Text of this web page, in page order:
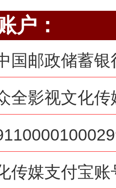
户：
国邮政储蓄
全影视文化
传媒支付宝